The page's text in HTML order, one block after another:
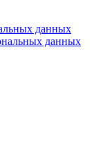
данных
данных